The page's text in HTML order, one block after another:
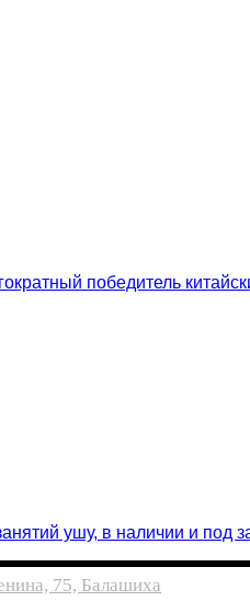
победитель
ушу, в наличии и под
75, Балашиха